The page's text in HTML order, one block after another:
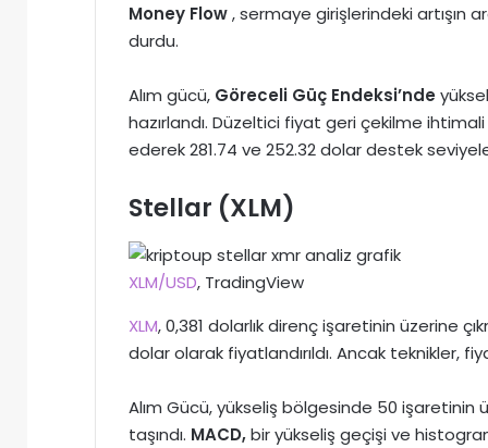
Money Flow, sermaye girişlerindeki artışın
durdu.
Alım gücü, Göreceli Güç Endeksi’nde
hazırlandı. Düzeltici fiyat geri çekilme
ederek 281.74 ve 252.32 dolar destek
Stellar (XLM)
XLM/USD, TradingView
XLM, 0,381 dolarlık direnç işaretinin üzerine
dolar olarak fiyatlandırıldı. Ancak teknikler,
Alım Gücü, yükseliş bölgesinde 50
taşındı. MACD,bir yükseliş geçişi ve